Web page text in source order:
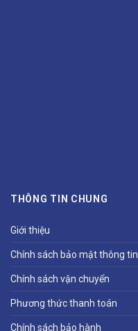
THÔNG TIN CHUNG
Giới thiệu
Chính sách bảo mật thông tin
Chính sách vận chuyển
Phương thức thanh toán
Chính sách bảo hành